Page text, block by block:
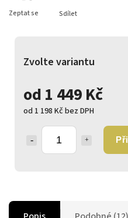
od 1 449 Kč
od 1 198 Kčbez DPH
Zvolte variantu
Zeptat se Sdílet